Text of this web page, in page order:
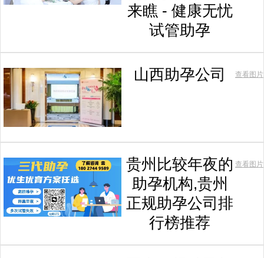
来瞧 - 健康无忧
试管助孕
山西助孕公司 查看图片
贵州比较年夜的
助孕机构,贵州
正规助孕公司排
行榜推荐
查看图片